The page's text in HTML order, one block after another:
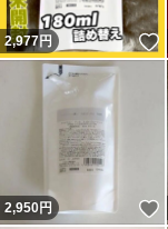
2,977円
2,950円